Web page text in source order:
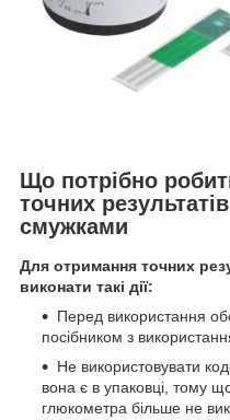
Що потрібно
точних
смужками
Для отримання точних
виконати такі дії:
Перед використання
посібником з
Не використовувати
вона є в упаковці, тому
глюкометра більше не